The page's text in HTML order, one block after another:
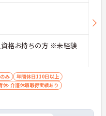
格お持ちの方 ※未経験
み
年間休日110日以上
休･介護休暇取得実績あり